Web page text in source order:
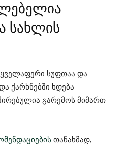
სახლის
სუფთაა და
ქარხნებში ხდება
გარემოს მიმართ
თანახმად,